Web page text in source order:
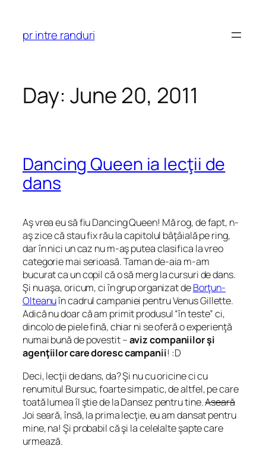
content
pr intre randuri
Day: June 20, 2011
Dancing Queen ia lecţii de
dans
Aş vrea eu să fiu Dancing Queen! Mă rog, de fapt, n-
aş zice că stau fix rău la capitolul bâţâială pe ring,
dar în nici un caz nu m-aş putea clasifica la vreo
categorie mai serioasă. Taman de-aia m-am
bucurat ca un copil că o să merg la cursuri de dans.
Şi nu aşa, oricum, ci în grup organizat deBorţun-
Olteanuîn cadrul campaniei pentru Venus Gillette.
Adică nu doar că am primit produsul “în teste” ci,
dincolo de piele fină, chiar ni se oferă o experienţă
numai bună de povestit –aviz companiilor şi
agenţiilor care doresc campanii! :D
Deci, lecţii de dans, da? Şi nu cu oricine ci cu
renumitul Bursuc, foarte simpatic, de altfel, pe care
toată lumea îl ştie de la Dansez pentru tine.Aseară
Joi seară, însă, la prima lecţie, eu am dansat pentru
mine, na! Şi probabil că şi la celelalte şapte care
urmează.